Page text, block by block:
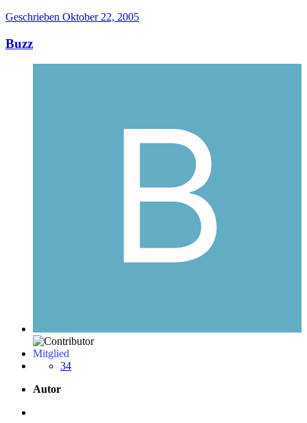
Geschrieben Oktober 22, 2005
Buzz
Mitglied
34
Autor